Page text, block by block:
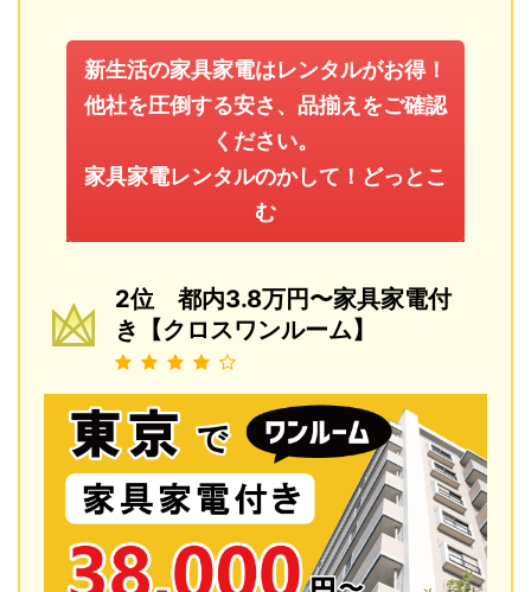
新生活の家具家電はレンタルがお得！
他社を圧倒する安さ、品揃えをご確認
ください。
家具家電レンタルのかして！どっとこ
む
2位 都内3.8万円〜家具家電付
き【クロスワンルーム】